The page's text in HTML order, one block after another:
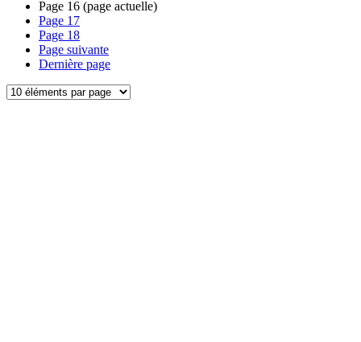
Page 16 (page actuelle)
Page 17
Page 18
Page suivante
Dernière page